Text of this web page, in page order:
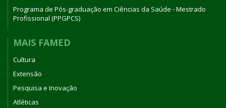
Programa de Pós-graduação em Ciências da Saúde - Mestrado
Profissional (PPGPCS)
MAIS FAMED
Cultura
Extensão
Pesquisa e Inovação
Atléticas